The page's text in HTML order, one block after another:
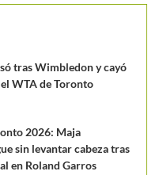
tras Wimbledon y cayó
WTA de Toronto
2026: Maja
sin levantar cabeza tras
en Roland Garros